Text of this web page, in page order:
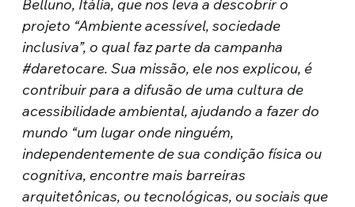
Belluno, Itália, que nos leva a descobrir o
projeto “Ambiente acessível, sociedade
inclusiva”, o qual faz parte da campanha
#daretocare. Sua missão, ele nos explicou, é
contribuir para a difusão de uma cultura de
acessibilidade ambiental, ajudando a fazer do
mundo “um lugar onde ninguém,
independentemente de sua condição física ou
cognitiva, encontre mais barreiras
arquitetônicas, ou tecnológicas, ou sociais que